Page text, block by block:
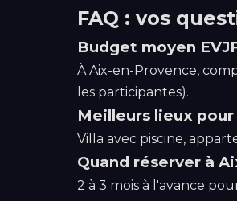
FAQ : vos
Budget moyen
À Aix-en-Provence,
les participantes).
Meilleurs lieux pour
Villa avec piscine,
Quand réserver à
2 à 3 mois à l'avance